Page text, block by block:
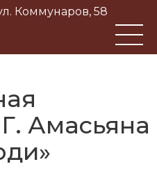
Коммунаров, 58
Амасьяна